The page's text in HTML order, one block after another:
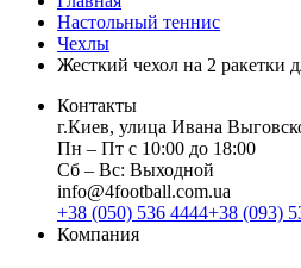
Настольный теннис
Чехлы
Жесткий чехол на 2 ракетки
Контакты
г.Киев, улица Ивана
Пн ‒ Пт с 10:00 до 18:00
Сб ‒ Вс: Выходной
info@4football.com.ua
+38 (050) 536 4444+38 (093)
Компания